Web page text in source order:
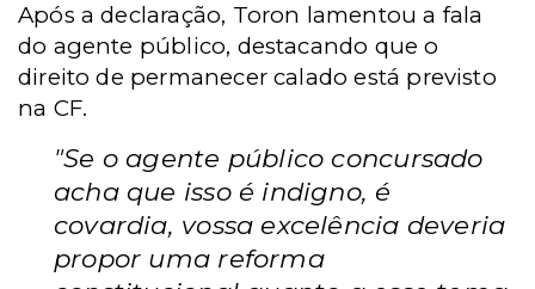
Após a declaração, Toron lamentou a fala
do agente público, destacando que o
direito de permanecer calado está previsto
na CF.
"Se o agente público concursado
acha que isso é indigno, é
covardia, vossa excelência deveria
propor uma reforma